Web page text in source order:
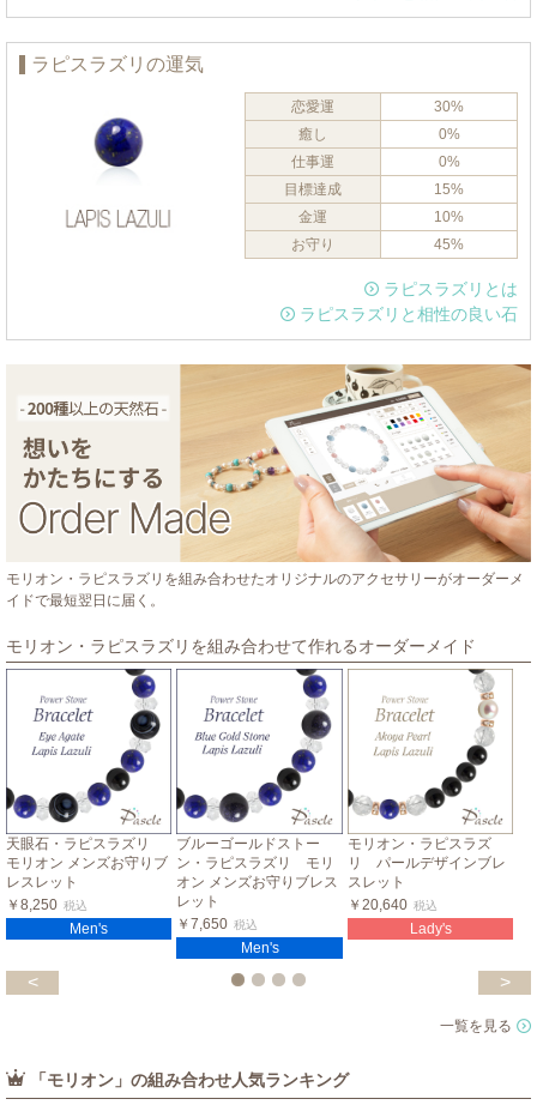
ラピスラズリの運気
恋愛運
30%
癒し
0%
仕事運
0%
目標達成
15%
金運
10%
お守り
45%
ラピスラズリとは
ラピスラズリと相性の良い石
モリオン・ラピスラズリを組み合わせたオリジナルのアクセサリーがオーダーメ
イドで最短翌日に届く。
モリオン・ラピスラズリを組み合わせて作れるオーダーメイド
天眼石・ラピスラズリ
モリオン メンズお守りブ
レスレット
￥8,250 税込
Men's
ブルーゴールドストー
ン・ラピスラズリ モリ
オン メンズお守りブレス
レット
￥7,650 税込
Men's
モリオン・ラピスラズ
リ パールデザインブレ
スレット
￥20,640 税込
Lady's
< >
一覧を見る
「モリオン」の組み合わせ人気ランキング